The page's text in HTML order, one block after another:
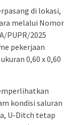
di lokasi,
melalui Nomor
PUPR/2025
pekerjaan
0,60 x 0,60
kondisi saluran
U-Ditch tetap